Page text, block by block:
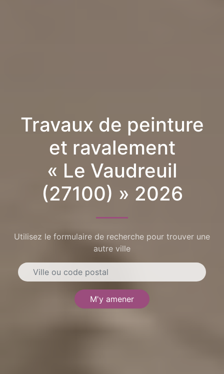
Travaux de peinture
et ravalement
« Le Vaudreuil
(27100) » 2026
Utilisez le formulaire de recherche pour trouver une
autre ville
M'y amener